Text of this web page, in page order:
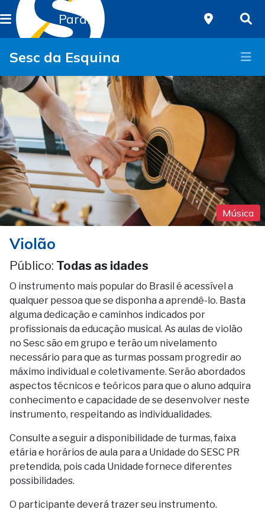
Paraná
Sesc da Esquina
Música
Violão
Público: Todas as idades
O instrumento mais popular do Brasil é acessível a
qualquer pessoa que se disponha a aprendê-lo. Basta
alguma dedicação e caminhos indicados por
profissionais da educação musical. As aulas de violão
no Sesc são em grupo e terão um nivelamento
necessário para que as turmas possam progredir ao
máximo individual e coletivamente. Serão abordados
aspectos técnicos e teóricos para que o aluno adquira
conhecimento e capacidade de se desenvolver neste
instrumento, respeitando as individualidades.
Consulte a seguir a disponibilidade de turmas, faixa
etária e horários de aula para a Unidade do SESC PR
pretendida, pois cada Unidade fornece diferentes
possibilidades.
O participante deverá trazer seu instrumento.